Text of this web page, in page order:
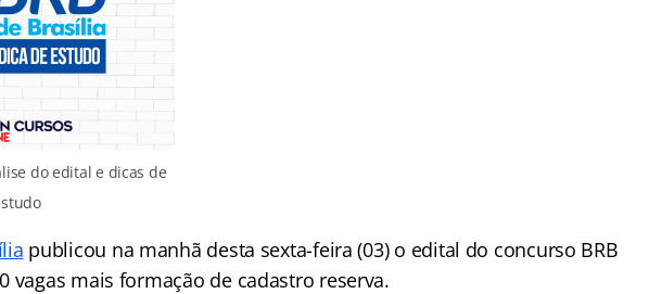
do edital e dicas de
publicou na manhã desta sexta-feira (03) o edital do concurso BRB
vagas mais formação de cadastro reserva.